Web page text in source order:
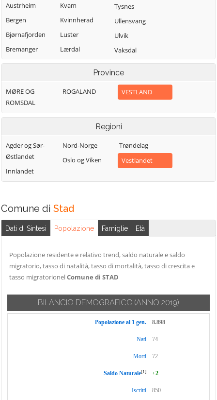
Austrheim
Bergen
Bjørnafjorden
Bremanger
Bømlo
Etne
Fedje
Kvam
Kvinnherad
Luster
Lærdal
Masfjorden
Osterøy
Tysnes
Ullensvang
Ulvik
Vaksdal
Vik
Øygarden
Province
MØRE OG
ROMSDAL
ROGALAND VESTLAND
Regioni
Agder og Sør-
Østlandet
Innlandet
Nord-Norge
Oslo og Viken
Trøndelag
Vestlandet
Comune di Stad
Dati di Sintesi Popolazione Famiglie Età
Popolazione residente e relativo trend, saldo naturale e saldo
migratorio, tasso di natalità, tasso di mortalità, tasso di crescita e
tasso migratorionelComune di STAD
BILANCIO DEMOGRAFICO (ANNO 2019)
Popolazione al 1 gen. 8.898
Nati 74
Morti 72
Saldo Naturale[1] +2
Iscritti 850